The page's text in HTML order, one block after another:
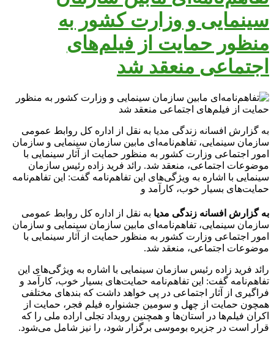
سینمایی و وزارت کشور به
منظور حمایت از فیلم‌های
اجتماعی منعقد شد
به گزارش افسانه زندگی مدیا به نقل از اداره کل روابط عمومی
سازمان سینمایی، تفاهم‌نامه‌ای مابین سازمان سینمایی و سازمان
امور اجتماعی وزارت کشور به منظور حمایت از آثار سینمایی با
موضوعات اجتماعی، منعقد شد. رائد فرید زاده رئیس سازمان
سینمایی با اشاره به ویژگی‌های این تفاهم‌نامه گفت: این تفاهم‌نامه
حمایت‌های بسیار خوب، کارآمد و
به گزارش افسانه زندگی مدیا به نقل از اداره کل روابط عمومی
سازمان سینمایی، تفاهم‌نامه‌ای مابین سازمان سینمایی و سازمان
امور اجتماعی وزارت کشور به منظور حمایت از آثار سینمایی با
موضوعات اجتماعی، منعقد شد.
رائد فرید زاده رئیس سازمان سینمایی با اشاره به ویژگی‌های این
تفاهم‌نامه گفت: این تفاهم‌نامه حمایت‌های بسیار خوب، کارآمد و
فراگیری از آثار اجتماعی در پی خواهد داشت که بندهای مختلفی
همچون حمایت از چهل و سومین جشنواره فیلم فجر، حمایت از
اکران فیلم‌ها در استان‌ها و همچنین رویداد تجلی اراده ملی را که
قرار است در جزیره بوموسی برگزار شود، را نیز شامل می‌شود.